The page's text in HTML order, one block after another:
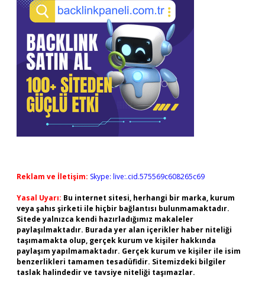
Reklam ve İletişim: Skype: live:.cid.575569c608265c69
Yasal Uyarı: Bu internet sitesi, herhangi bir marka, kurum
veya şahıs şirketi ile hiçbir bağlantısı bulunmamaktadır.
Sitede yalnızca kendi hazırladığımız makaleler
paylaşılmaktadır. Burada yer alan içerikler haber niteliği
taşımamakta olup, gerçek kurum ve kişiler hakkında
paylaşım yapılmamaktadır. Gerçek kurum ve kişiler ile isim
benzerlikleri tamamen tesadüfidir. Sitemizdeki bilgiler
taslak halindedir ve tavsiye niteliği taşımazlar.